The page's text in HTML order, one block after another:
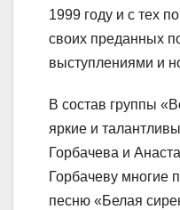
1999 году и с тех
своих преданных
выступлениями и
В состав группы
яркие и
Горбачева и
Горбачеву многие
песню «Белая